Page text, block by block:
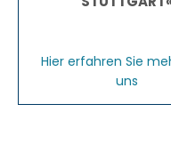
Hier erfahren Sie
uns